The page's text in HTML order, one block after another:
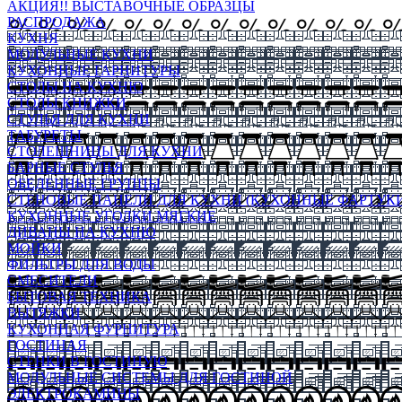
АКЦИЯ!! ВЫСТАВОЧНЫЕ ОБРАЗЦЫ
РАСПРОДАЖА
КУХНЯ
МОДУЛЬНЫЕ КУХНИ
КУХОННЫЕ ГАРНИТУРЫ
СТОЛЫ НА КУХНЮ
СТОЛЫ КНИЖКИ
СТУЛЬЯ ДЛЯ КУХНИ
ТАБУРЕТЫ
СТОЛЕШНИЦЫ ДЛЯ КУХНИ
БАРНЫЕ СТУЛЬЯ
ОБЕДЕННЫЕ ГРУППЫ
СТЕНОВЫЕ ПАНЕЛИ ДЛЯ КУХНИ (КУХОННЫЕ
КУХОННЫЕ УГОЛКИ МЯГКИЕ
ДИВАНЫ НА КУХНЮ
МОЙКИ
ФИЛЬТРЫ ДЛЯ ВОДЫ
СМЕСИТЕЛИ
БЫТОВАЯ ТЕХНИКА
ВЫТЯЖКИ
КУХОННАЯ ФУРНИТУРА
ГОСТИНАЯ
СТЕНКИ В ГОСТИНУЮ
МОДУЛЬНЫЕ СИСТЕМЫ ДЛЯ ГОСТИНОЙ
ЭЛЕКТРОКАМИНЫ